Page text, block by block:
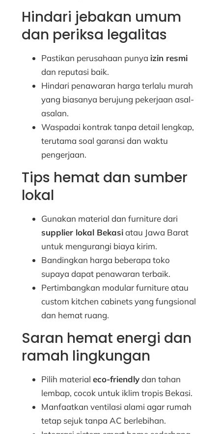
Hindari jebakan umum
dan periksa legalitas
Pastikan perusahaan punya izin resmi
dan reputasi baik.
Hindari penawaran harga terlalu murah
yang biasanya berujung pekerjaan asal-
asalan.
Waspadai kontrak tanpa detail lengkap,
terutama soal garansi dan waktu
pengerjaan.
Tips hemat dan sumber
lokal
Gunakan material dan furniture dari
supplier lokal Bekasiatau Jawa Barat
untuk mengurangi biaya kirim.
Bandingkan harga beberapa toko
supaya dapat penawaran terbaik.
Pertimbangkan modular furniture atau
custom kitchen cabinets yang fungsional
dan hemat ruang.
Saran hemat energi dan
ramah lingkungan
Pilih materialeco-friendlydan tahan
lembap, cocok untuk iklim tropis Bekasi.
Manfaatkan ventilasi alami agar rumah
tetap sejuk tanpa AC berlebihan.